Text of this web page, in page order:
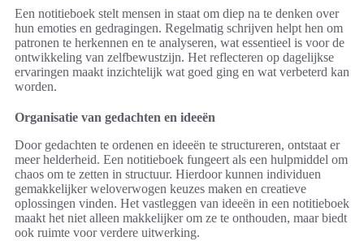
Een notitieboek stelt mensen in staat om diep na te denken over
hun emoties en gedragingen. Regelmatig schrijven helpt hen om
patronen te herkennen en te analyseren, wat essentieel is voor de
ontwikkeling van zelfbewustzijn. Het reflecteren op dagelijkse
ervaringen maakt inzichtelijk wat goed ging en wat verbeterd kan
worden.
Organisatie van gedachten en ideeën
Door gedachten te ordenen en ideeën te structureren, ontstaat er
meer helderheid. Een notitieboek fungeert als een hulpmiddel om
chaos om te zetten in structuur. Hierdoor kunnen individuen
gemakkelijker weloverwogen keuzes maken en creatieve
oplossingen vinden. Het vastleggen van ideeën in een notitieboek
maakt het niet alleen makkelijker om ze te onthouden, maar biedt
ook ruimte voor verdere uitwerking.